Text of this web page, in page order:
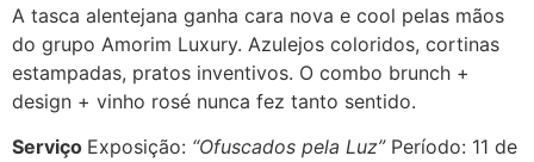
A tasca alentejana ganha cara nova e cool pelas mãos
do grupo Amorim Luxury. Azulejos coloridos, cortinas
estampadas, pratos inventivos. O combo brunch +
design + vinho rosé nunca fez tanto sentido.
Serviço Exposição: “Ofuscados pela Luz” Período: 11 de